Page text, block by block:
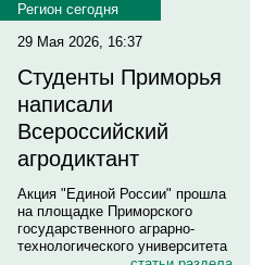
Регион сегодня
29 Мая 2026, 16:37
Студенты Приморья
написали
Всероссийский
агродиктант
Акция "Единой России" прошла
на площадке Приморского
государственного аграрно-
технологического университета